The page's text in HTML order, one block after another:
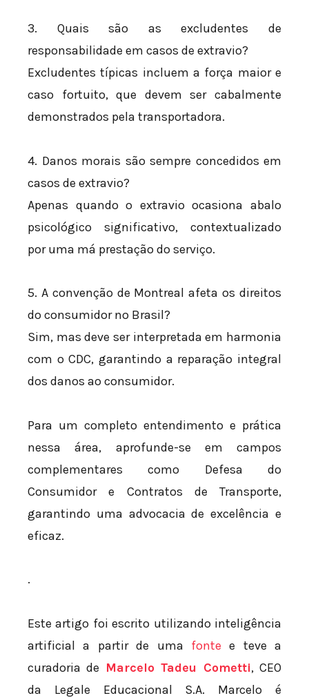
3. Quais são as excludentes de
responsabilidade em casos de extravio?
Excludentes típicas incluem a força maior e
caso fortuito, que devem ser cabalmente
demonstrados pela transportadora.
4. Danos morais são sempre concedidos em
casos de extravio?
Apenas quando o extravio ocasiona abalo
psicológico significativo, contextualizado
por uma má prestação do serviço.
5. A convenção de Montreal afeta os direitos
do consumidor no Brasil?
Sim, mas deve ser interpretada em harmonia
com o CDC, garantindo a reparação integral
dos danos ao consumidor.
Para um completo entendimento e prática
nessa área, aprofunde-se em campos
complementares como Defesa do
Consumidor e Contratos de Transporte,
garantindo uma advocacia de excelência e
eficaz.
.
Este artigo foi escrito utilizando inteligência
artificial a partir de uma fonte e teve a
curadoria de Marcelo Tadeu Cometti, CEO
da Legale Educacional S.A. Marcelo é